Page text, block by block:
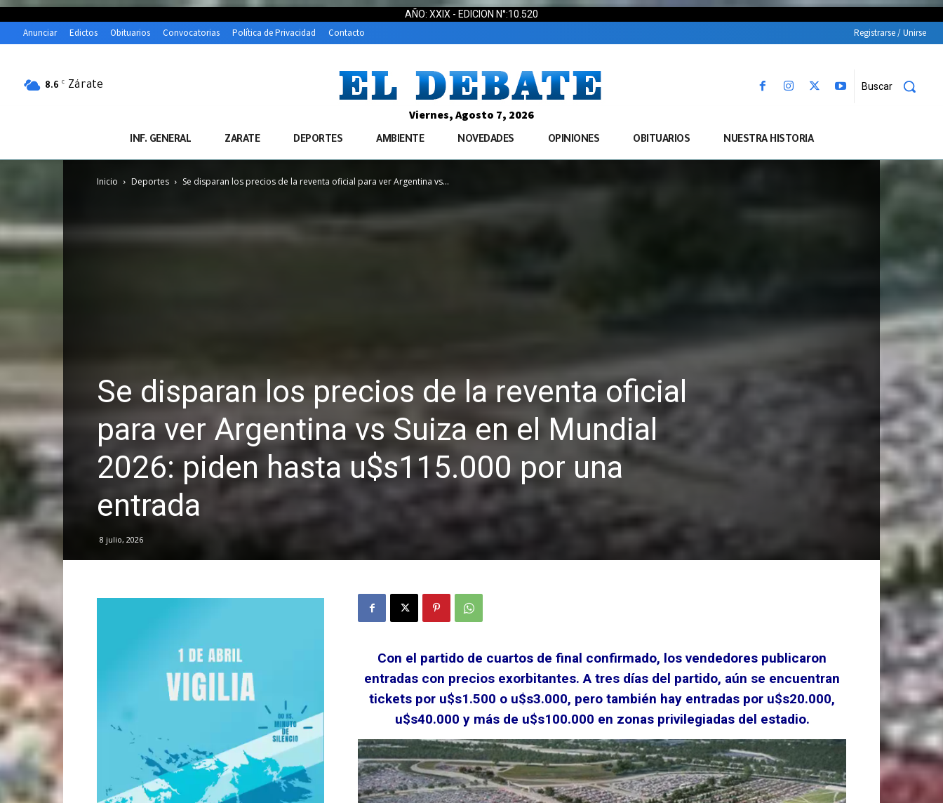
AÑO: XXIX - EDICION N°:10.520
Anunciar Edictos Obituarios Convocatorias Política de Privacidad Contacto Registrarse / Unirse
8.6 C Zárate Buscar
Viernes, Agosto 7, 2026
INF. GENERAL ZARATE DEPORTES AMBIENTE NOVEDADES OPINIONES OBITUARIOS NUESTRA HISTORIA
Inicio Deportes Se disparan los precios de la reventa oficial para ver Argentina vs...
Se disparan los precios de la reventa oficial
para ver Argentina vs Suiza en el Mundial
2026: piden hasta u$s115.000 por una
entrada
8 julio, 2026
Con el partido de cuartos de final confirmado, los vendedores publicaron
entradas con precios exorbitantes. A tres días del partido, aún se encuentran
tickets por u$s1.500 o u$s3.000, pero también hay entradas por u$s20.000,
u$s40.000 y más de u$s100.000 en zonas privilegiadas del estadio.